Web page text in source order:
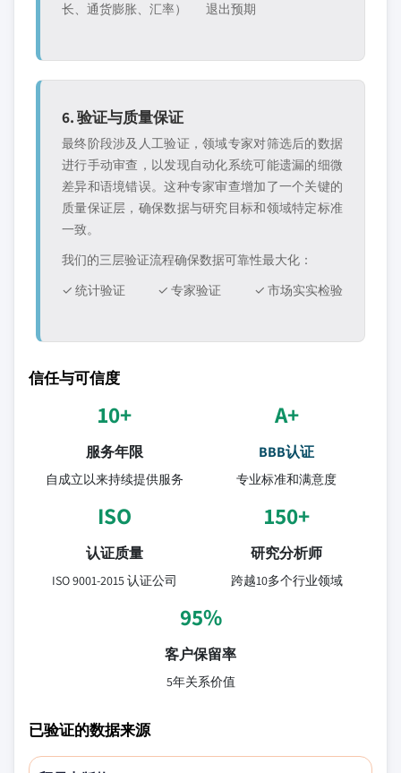
长、通货膨胀、汇率）
退出预期
6. 验证与质量保证
最终阶段涉及人工验证，领域专家对筛选后的数据
进行手动审查，以发现自动化系统可能遗漏的细微
差异和语境错误。这种专家审查增加了一个关键的
质量保证层，确保数据与研究目标和领域特定标准
一致。
我们的三层验证流程确保数据可靠性最大化：
✓ 统计验证
✓ 专家验证 ✓ 市场实实检验
信任与可信度
10+
服务年限
自成立以来持续提供服务
A+
BBB认证
专业标准和满意度
ISO
认证质量
ISO 9001-2015 认证公司
150+
研究分析师
跨越10多个行业领域
95%
客户保留率
5年关系价值
已验证的数据来源